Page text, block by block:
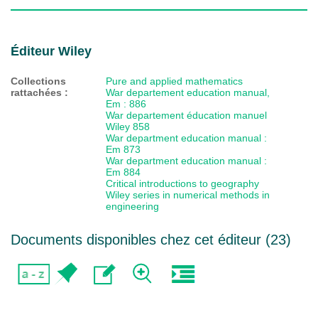
Éditeur Wiley
Collections
rattachées :
Pure and applied mathematics
War departement education manual,
Em : 886
War departement éducation manuel
Wiley 858
War department education manual :
Em 873
War department education manual :
Em 884
Critical introductions to geography
Wiley series in numerical methods in
engineering
Documents disponibles chez cet éditeur (23)